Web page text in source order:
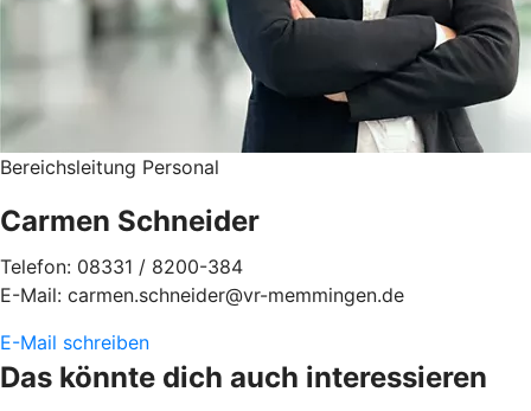
Bereichsleitung Personal
Carmen Schneider
Telefon: 08331 / 8200-384
E-Mail: carmen.schneider@vr-memmingen.de
E-Mail schreiben
Das könnte dich auch interessieren